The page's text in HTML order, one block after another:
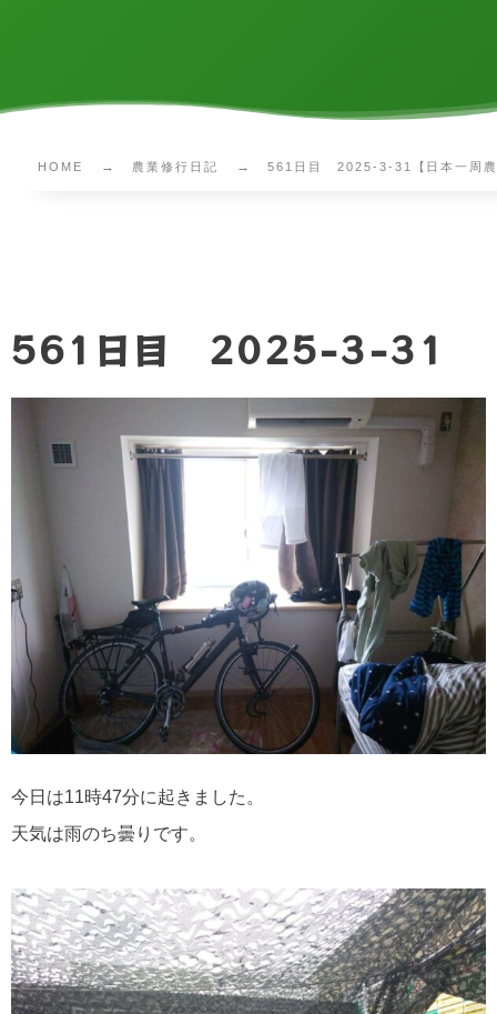
HOME 農業修行日記 561日目 2025-3-31【日本一周農
561日目 2025-3-31
今日は11時47分に起きました。
天気は雨のち曇りです。